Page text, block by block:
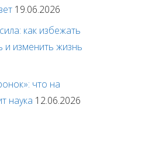
19.06.2026
как избежать
и изменить жизнь
что на
наука 12.06.2026